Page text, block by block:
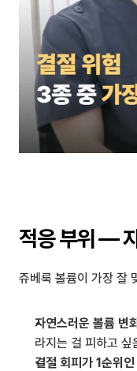
적응 부위 —
쥬베룩 볼륨이 가장 잘
자연스러운 볼륨 변
라지는 걸 피하고 싶
결절 회피가 1순위